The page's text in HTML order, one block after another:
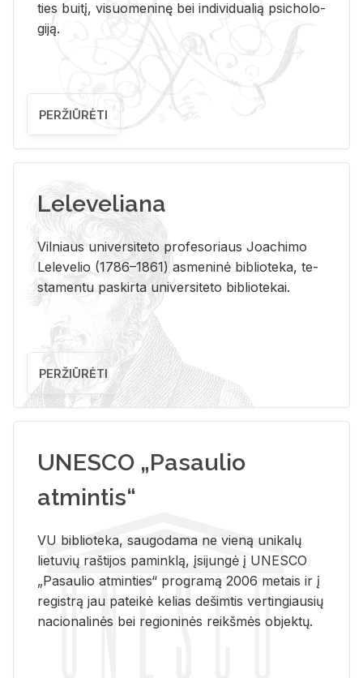
ties bui­tį, vi­suo­me­ni­nę bei in­di­vi­dua­lią psi­cho­lo­
gi­ją.
PERŽIŪRĖTI
Leleveliana
Vil­niaus uni­ver­si­te­to pro­fe­so­riaus Jo­a­chi­mo
Le­le­ve­lio (1786–1861) as­me­ni­nė bi­b­lio­te­ka, te­
sta­men­tu pa­skir­ta uni­ver­si­te­to bi­b­lio­te­kai.
PERŽIŪRĖTI
UNESCO „Pasaulio
atmintis“
VU biblioteka, saugodama ne vieną unikalų
lietuvių raštijos paminklą, įsijungė į UNESCO
„Pasaulio atminties“ programą 2006 metais ir į
registrą jau pateikė kelias dešimtis vertingiausių
nacionalinės bei regioninės reikšmės objektų.